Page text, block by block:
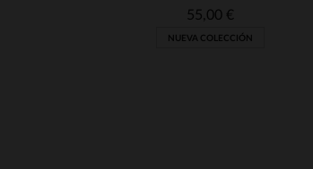
55,00 €
NUEVA COLECCIÓN